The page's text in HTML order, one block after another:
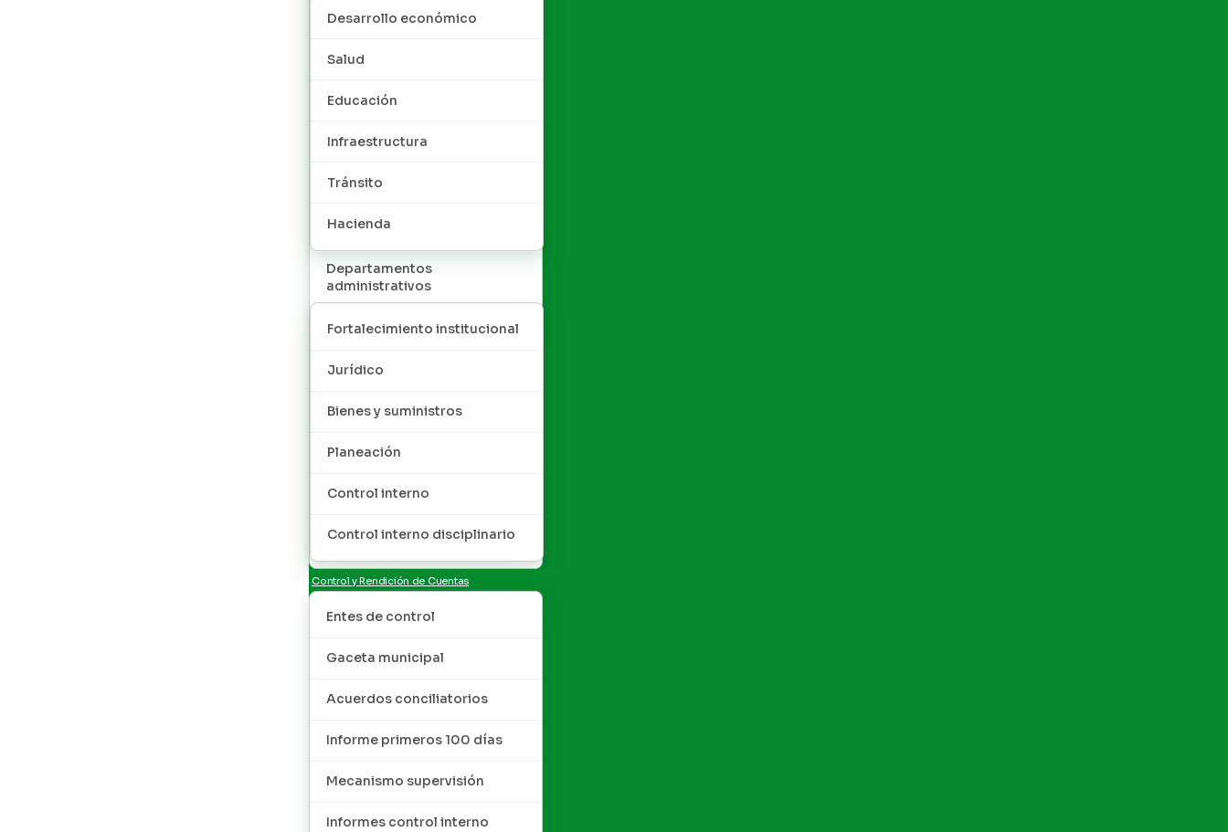
Desarrollo económico
Salud
Educación
Infraestructura
Tránsito
Hacienda
Departamentos
administrativos
Fortalecimiento institucional
Jurídico
Bienes y suministros
Planeación
Control interno
Control interno disciplinario
Control y Rendición de Cuentas
Entes de control
Gaceta municipal
Acuerdos conciliatorios
Informe primeros 100 días
Mecanismo supervisión
Informes control interno